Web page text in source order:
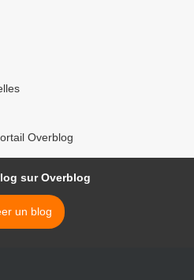
Overblog
sur Overblog
un blog